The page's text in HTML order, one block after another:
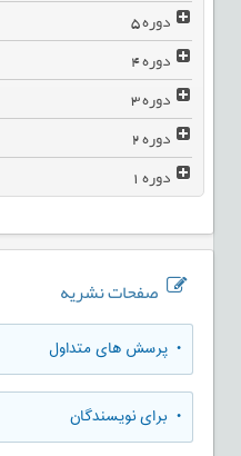
دوره5
دوره4
دوره3
دوره2
دوره1
صفحات نشریه
• پرسش های متداول
• برای نویسندگان